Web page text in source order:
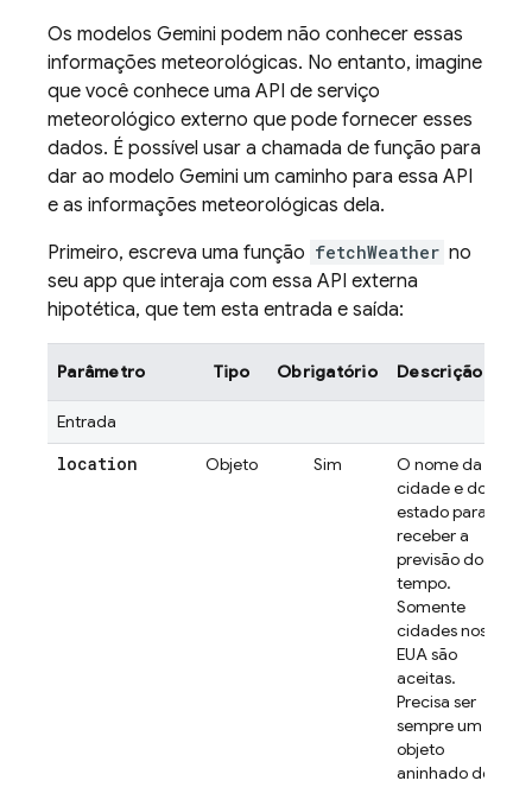
Os modelos Gemini podem não conhecer essas
informações meteorológicas. No entanto, imagine
que você conhece uma API de serviço
meteorológico externo que pode fornecer esses
dados. É possível usar a chamada de função para
dar ao modelo Gemini um caminho para essa API
e as informações meteorológicas dela.
Primeiro, escreva uma função fetchWeather no
seu app que interaja com essa API externa
hipotética, que tem esta entrada e saída:
Parâmetro Tipo Obrigatório Descrição
Entrada
location Objeto Sim
O nome da
cidade e do
estado para
receber a
previsão do
tempo.
Somente
cidades nos
EUA são
aceitas.
Precisa ser
sempre um
objeto
aninhado de